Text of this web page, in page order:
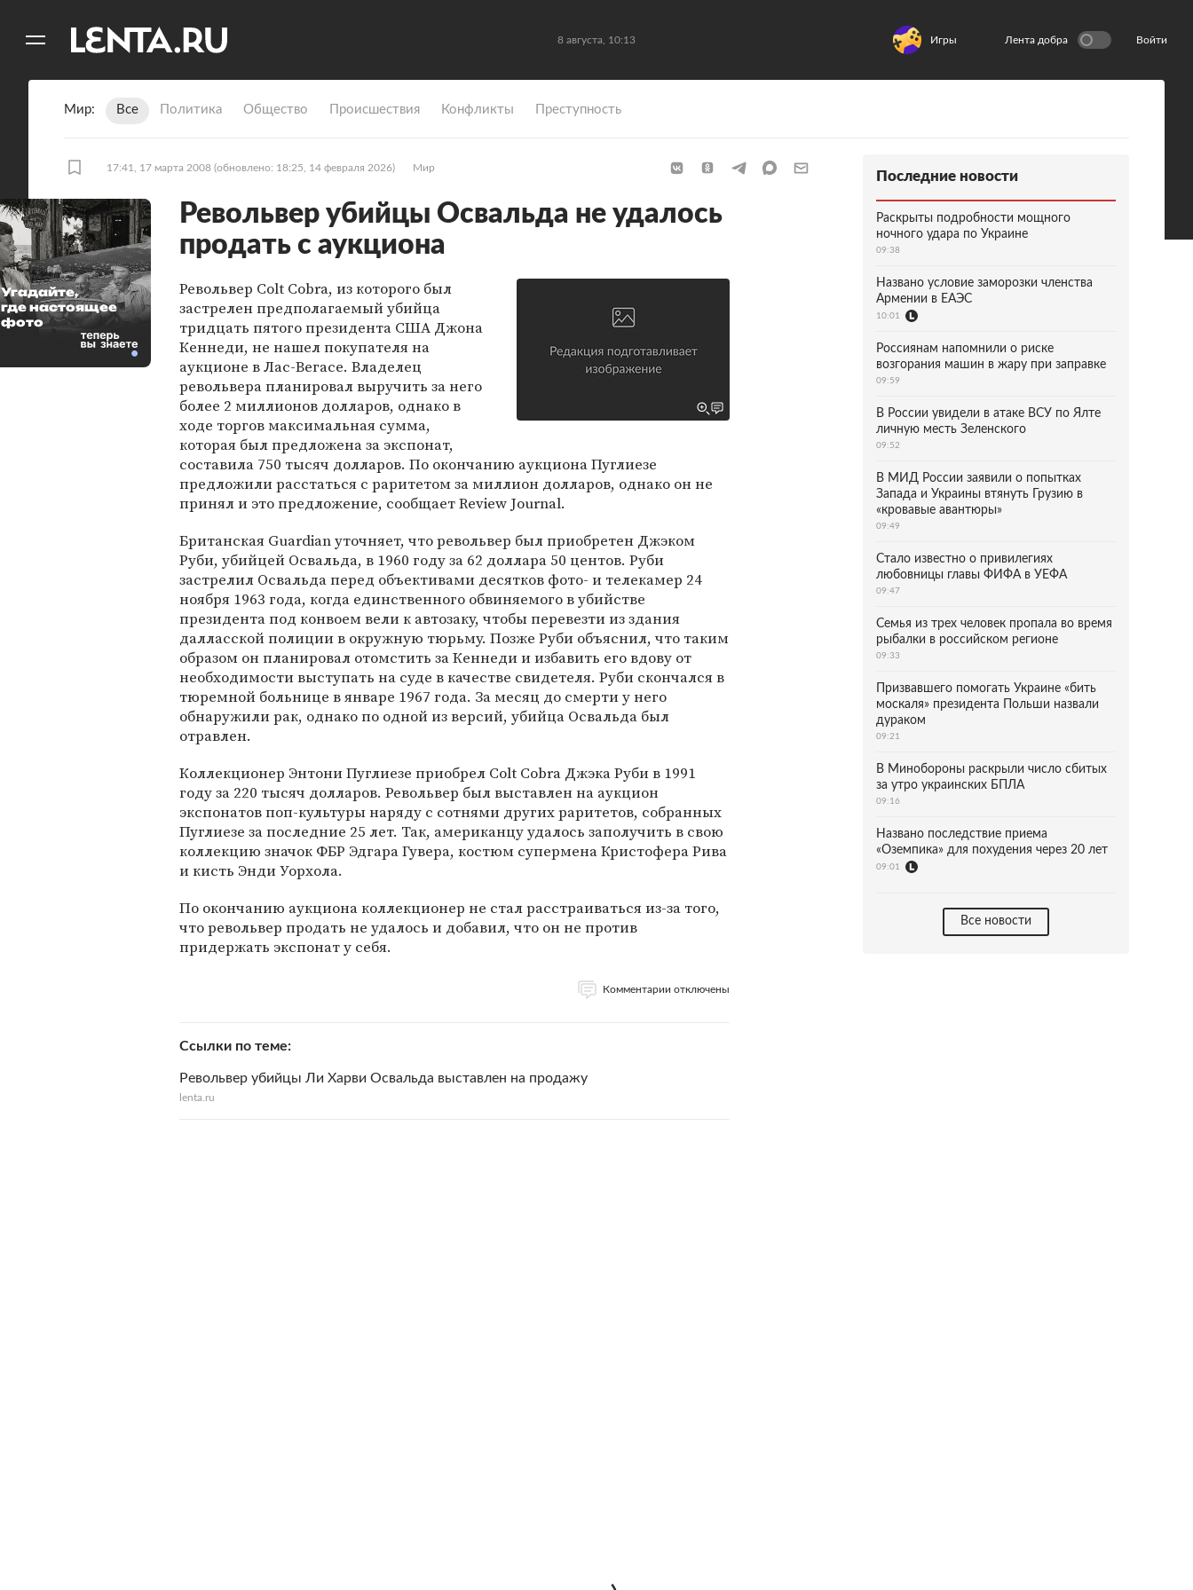
8 августа, 10:13 Игры Лента добра Войти
Мир Все Политика Общество Происшествия Конфликты Преступность
17:41, 17 марта 2008 (обновлено: 18:25, 14 февраля 2026) Мир
Револьвер убийцы Освальда не удалось
продать с аукциона
Револьвер Colt Cobra, из которого был
застрелен предполагаемый убийца
тридцать пятого президента США Джона
Кеннеди, не нашел покупателя на
аукционе в Лас-Вегасе. Владелец
револьвера планировал выручить за него
более 2 миллионов долларов, однако в
ходе торгов максимальная сумма,
которая был предложена за экспонат,
составила 750 тысяч долларов. По окончанию аукциона Пуглиезе
предложили расстаться с раритетом за миллион долларов, однако он не
принял и это предложение, сообщает Review Journal.
Британская Guardian уточняет, что револьвер был приобретен Джэком
Руби, убийцей Освальда, в 1960 году за 62 доллара 50 центов. Руби
застрелил Освальда перед объективами десятков фото- и телекамер 24
ноября 1963 года, когда единственного обвиняемого в убийстве
президента под конвоем вели к автозаку, чтобы перевезти из здания
далласской полиции в окружную тюрьму. Позже Руби объяснил, что таким
образом он планировал отомстить за Кеннеди и избавить его вдову от
необходимости выступать на суде в качестве свидетеля. Руби скончался в
тюремной больнице в январе 1967 года. За месяц до смерти у него
обнаружили рак, однако по одной из версий, убийца Освальда был
отравлен.
Коллекционер Энтони Пуглиезе приобрел Colt Cobra Джэка Руби в 1991
году за 220 тысяч долларов. Револьвер был выставлен на аукцион
экспонатов поп-культуры наряду с сотнями других раритетов, собранных
Пуглиезе за последние 25 лет. Так, американцу удалось заполучить в свою
коллекцию значок ФБР Эдгара Гувера, костюм супермена Кристофера Рива
и кисть Энди Уорхола.
По окончанию аукциона коллекционер не стал расстраиваться из-за того,
что револьвер продать не удалось и добавил, что он не против
придержать экспонат у себя.
Комментарии отключены
Ссылки по теме
Револьвер убийцы Ли Харви Освальда выставлен на продажу
lenta.ru
Угадайте,
где настоящее
фото
Последние новости
Раскрыты подробности мощного
ночного удара по Украине
09:38
Названо условие заморозки членства
Армении в ЕАЭС
10:01
Россиянам напомнили о риске
возгорания машин в жару при заправке
09:59
В России увидели в атаке ВСУ по Ялте
личную месть Зеленского
09:52
В МИД России заявили о попытках
Запада и Украины втянуть Грузию в
«кровавые авантюры»
09:49
Стало известно о привилегиях
любовницы главы ФИФА в УЕФА
09:47
Семья из трех человек пропала во время
рыбалки в российском регионе
09:33
Призвавшего помогать Украине «бить
москаля» президента Польши назвали
дураком
09:21
В Минобороны раскрыли число сбитых
за утро украинских БПЛА
09:16
Названо последствие приема
«Оземпика» для похудения через 20 лет
09:01
Все новости